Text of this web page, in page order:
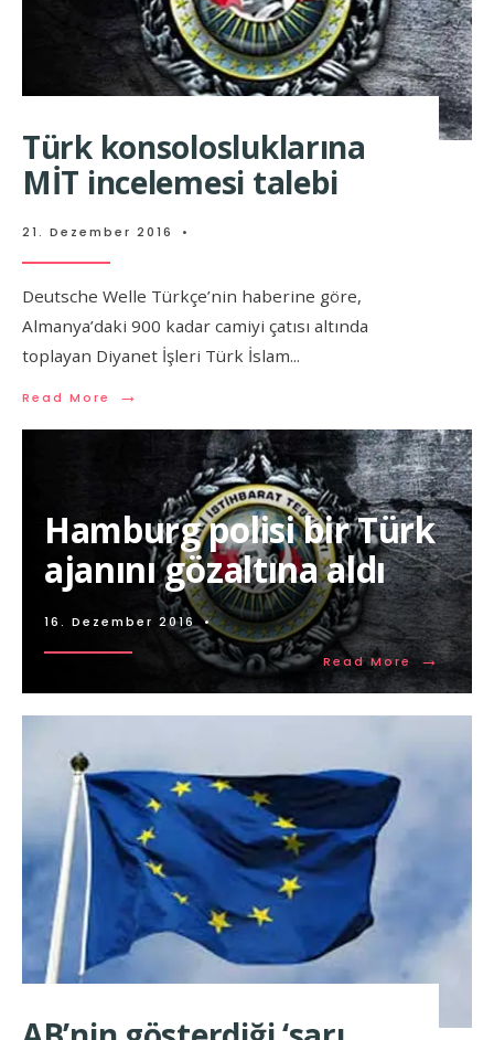
Türk konsolosluklarına
MİT incelemesi talebi
21. Dezember 2016 •
Deutsche Welle Türkçe’nin haberine göre,
Almanya’daki 900 kadar camiyi çatısı altında
toplayan Diyanet İşleri Türk İslam...
Read More →
Hamburg polisi bir Türk
ajanını gözaltına aldı
16. Dezember 2016 •
Read More →